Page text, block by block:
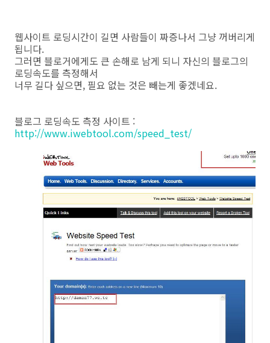
웹사이트 로딩시간이 길면 사람들이 짜증나서 그냥 꺼버리게
됩니다.
그러면 블로거에게도 큰 손해로 남게 되니 자신의 블로그의
로딩속도를 측정해서
너무 길다 싶으면, 필요 없는 것은 빼는게 좋겠네요.
블로그 로딩속도 측정 사이트 :
http://www.iwebtool.com/speed_test/